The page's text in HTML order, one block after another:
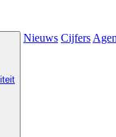
Nieuws Cijfers